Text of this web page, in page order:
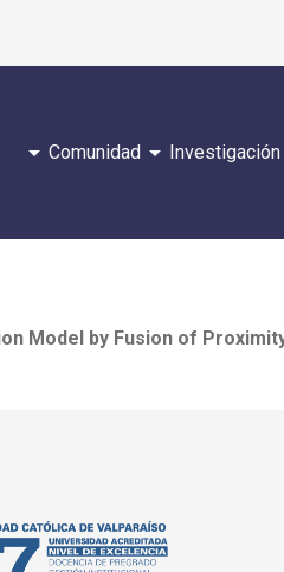
arrow_drop_down Comunidadarrow_drop_down Investigación
Model by Fusion of